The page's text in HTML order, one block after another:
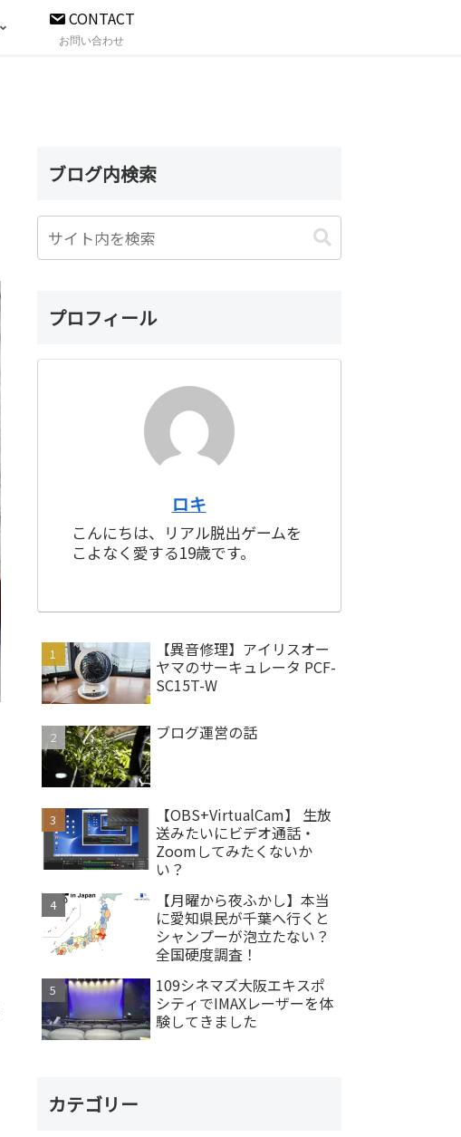
CONTACT
お問い合わせ
ブログ内検索
プロフィール
ロキ
こんにちは、リアル脱出ゲームを
こよなく愛する19歳です。
【異音修理】アイリスオー
ヤマのサーキュレータ PCF-
SC15T-W
ブログ運営の話
【OBS+VirtualCam】 生放
送みたいにビデオ通話・
Zoomしてみたくないか
い？
【月曜から夜ふかし】本当
に愛知県民が千葉へ行くと
シャンプーが泡立たない？
全国硬度調査！
109シネマズ大阪エキスポ
シティでIMAXレーザーを体
験してきました
カテゴリー